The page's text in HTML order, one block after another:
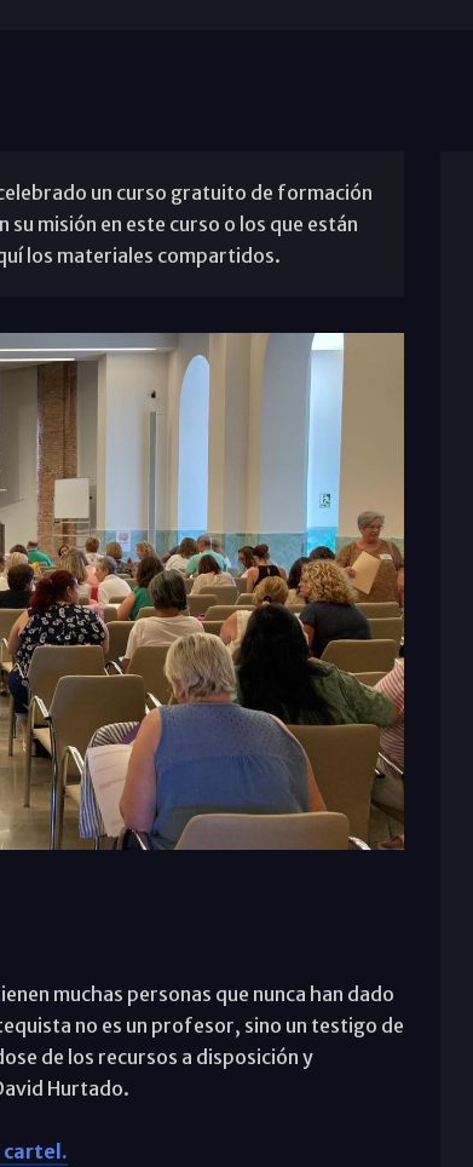
un curso gratuito de formación
misión en este curso o los que están
los materiales compartidos.
muchas personas que nunca han dado
no es un profesor, sino un testigo de
de los recursos a disposición y
Hurtado.
cartel.